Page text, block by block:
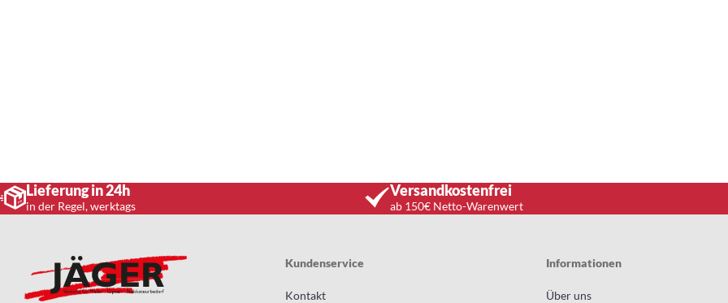
Lieferung in 24h
in der Regel, werktags
Versandkostenfrei
ab 150€ Netto-Warenwert
Kundenservice
Kontakt
Informationen
Über uns